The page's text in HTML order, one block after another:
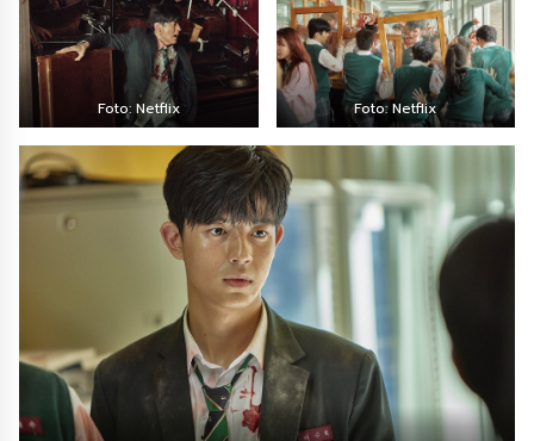
Foto: Netflix Foto: Netflix